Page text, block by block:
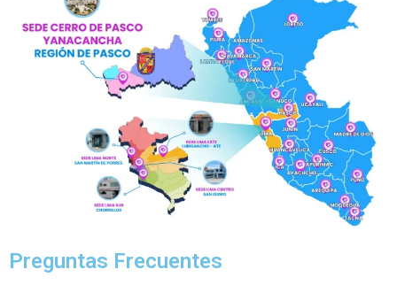
Preguntas Frecuentes